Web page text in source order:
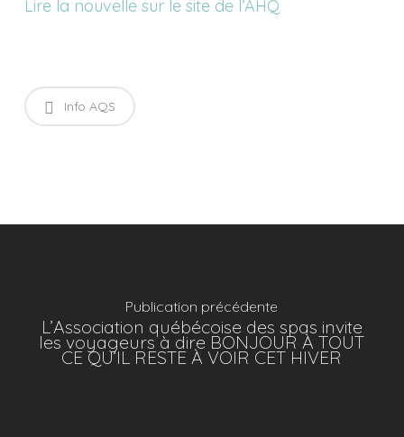
Lire la nouvelle sur le site de l’AHQ
Info AQS
Publication précédente
L’Association québécoise des spas invite
les voyageurs à dire BONJOUR À TOUT
CE QU’IL RESTE À VOIR CET HIVER